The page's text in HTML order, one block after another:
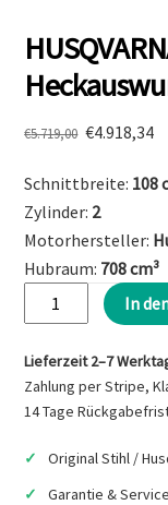
€5.719,00
war:
€5.719,00
€4.918,34
Schnittbreite: 108
Zylinder: 2
Motorhersteller:
Hubraum: 708 cm³
HUSQVARNA
TC
220T
Traktor
mit
Menge
In
Lieferzeit 2–7
Zahlung per Stripe,
14 Tage
Original Stihl /
Garantie &